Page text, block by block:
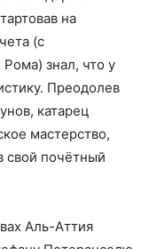
на
(с
знал, что у
Преодолев
катарец
мастерство,
свой почётный
Аль-Аттия